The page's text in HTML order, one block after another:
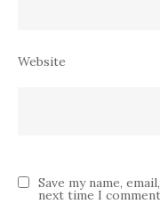
Website
Save my name,
next time I